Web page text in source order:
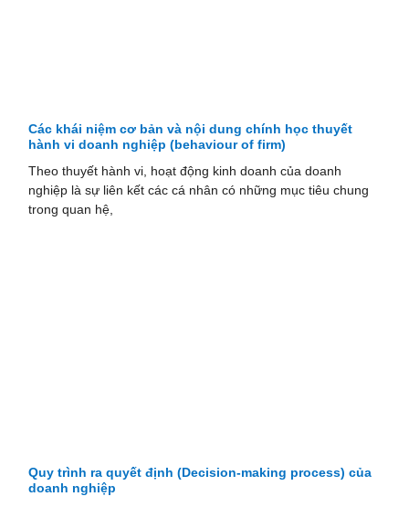
Các khái niệm cơ bản và nội dung chính học thuyết
hành vi doanh nghiệp (behaviour of firm)
Theo thuyết hành vi, hoạt động kinh doanh của doanh
nghiệp là sự liên kết các cá nhân có những mục tiêu chung
trong quan hệ,
Quy trình ra quyết định (Decision-making process) của
doanh nghiệp